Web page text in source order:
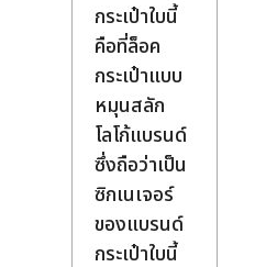
กระเป๋าใบนี้
คือที่ล็อค
กระเป๋าแบบ
หมุนสลัก
โลโก้แบรนด์
ซึ่งถือว่าเป็น
ซิกเนเจอร์
ของแบรนด์
กระเป๋าใบนี้